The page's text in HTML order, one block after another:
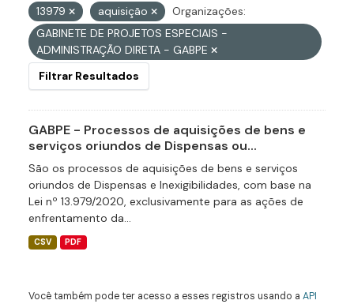
13979
aquisição
Organizações:
GABINETE DE PROJETOS ESPECIAIS -
ADMINISTRAÇÃO DIRETA - GABPE
Filtrar Resultados
GABPE - Processos de aquisições de bens e
serviços oriundos de Dispensas ou...
São os processos de aquisições de bens e serviços
oriundos de Dispensas e Inexigibilidades, com base na
Lei nº 13.979/2020, exclusivamente para as ações de
enfrentamento da...
CSV PDF
Você também pode ter acesso a esses registros usando a API